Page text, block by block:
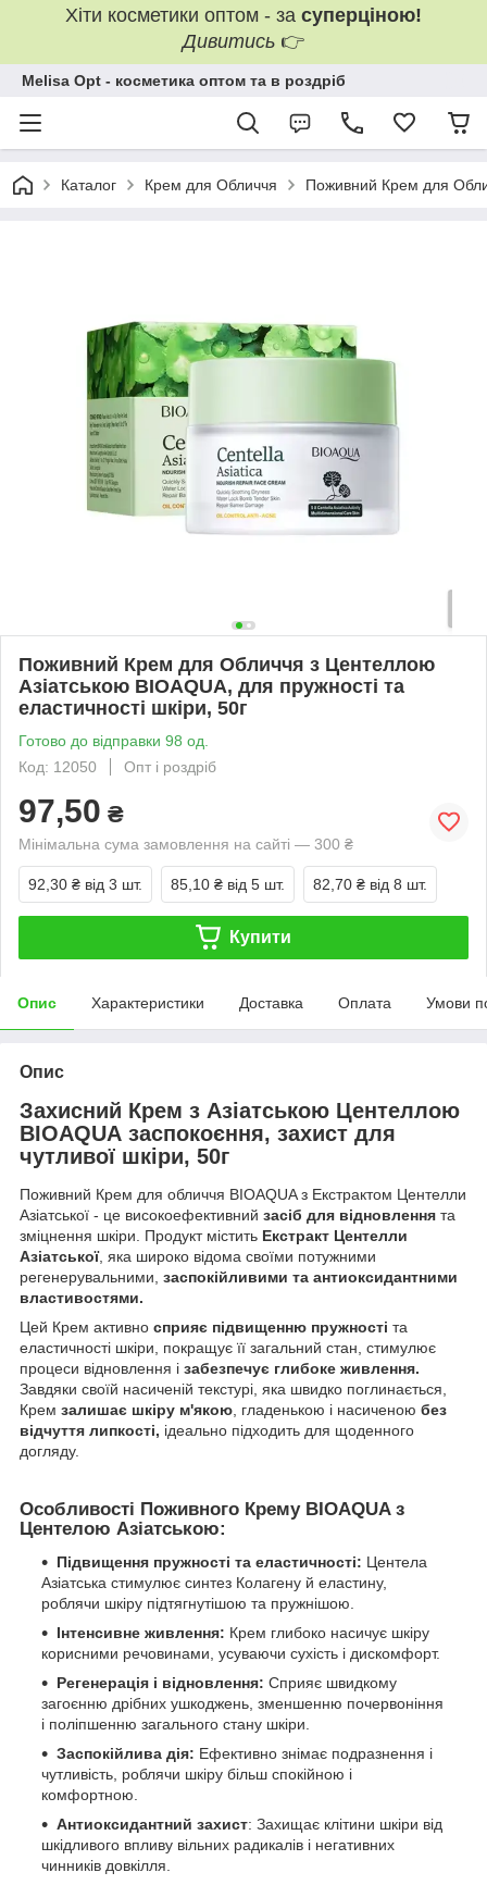
Хіти косметики оптом - за суперціною!
Дивитись 👉
Melisa Opt - косметика оптом та в роздріб
Каталог Крем для Обличчя Поживний Крем для
Поживний Крем для Обличчя з Центеллою
Азіатською BIOAQUA, для пружності та
еластичності шкіри, 50г
Готово до відправки 98 од.
Код: 12050
Опт і роздріб
97,50 ₴
Мінімальна сума замовлення на сайті — 300 ₴
92,30 ₴ від 3 шт. 85,10 ₴ від 5 шт. 82,70 ₴ від 8 шт.
Купити
Опис Характеристики Доставка Оплата Умови
Опис
Захисний Крем з Азіатською Центеллою
BIOAQUA заспокоєння, захист для
чутливої шкіри, 50г
Поживний Крем для обличчя BIOAQUA з Екстрактом Центелли
Азіатської - це високоефективний засіб для відновлення та
зміцнення шкіри. Продукт містить Екстракт Центелли
Азіатської, яка широко відома своїми потужними
регенерувальними, заспокійливими та антиоксидантними
властивостями.
Цей Крем активно сприяє підвищенню пружності та
еластичності шкіри, покращує її загальний стан, стимулює
процеси відновлення і забезпечує глибоке живлення.
Завдяки своїй насиченій текстурі, яка швидко поглинається,
Крем залишає шкіру м'якою, гладенькою і насиченою без
відчуття липкості, ідеально підходить для щоденного
догляду.
Особливості Поживного Крему BIOAQUA з
Центелою Азіатською:
Підвищення пружності та еластичності: Центела
Азіатська стимулює синтез Колагену й еластину,
роблячи шкіру підтягнутішою та пружнішою.
Інтенсивне живлення: Крем глибоко насичує шкіру
корисними речовинами, усуваючи сухість і дискомфорт.
Регенерація і відновлення: Сприяє швидкому
загоєнню дрібних ушкоджень, зменшенню почервоніння
і поліпшенню загального стану шкіри.
Заспокійлива дія: Ефективно знімає подразнення і
чутливість, роблячи шкіру більш спокійною і
комфортною.
Антиоксидантний захист: Захищає клітини шкіри від
шкідливого впливу вільних радикалів і негативних
чинників довкілля.